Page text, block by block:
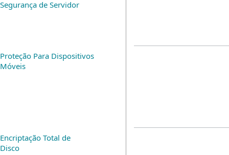
Segurança de Servidor
Proteção Para Dispositivos
Móveis
Encriptação Total de
Disco